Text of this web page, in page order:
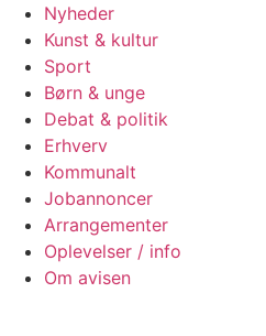
Nyheder
Kunst & kultur
Sport
Børn & unge
Debat & politik
Erhverv
Kommunalt
Jobannoncer
Arrangementer
Oplevelser / info
Om avisen